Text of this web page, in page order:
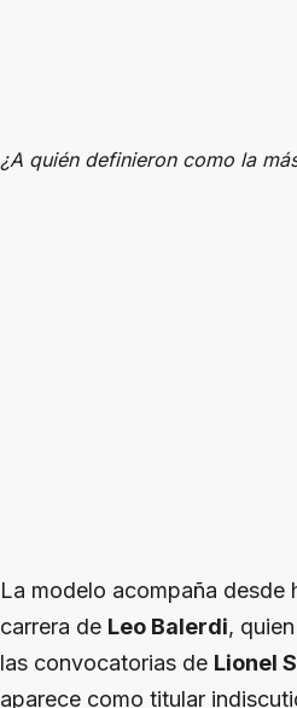
¿A quién definieron como la
La modelo acompaña desde
carrera de Leo Balerdi,
las convocatorias de Lionel
aparece como titular